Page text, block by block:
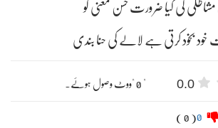
کی کیا ضرورت حسن معنی کو
خود بخود کرتی ہے لالے کی حنا بندی
0.0 " 0 "ووٹ وصول ہوئے۔
( 0 )